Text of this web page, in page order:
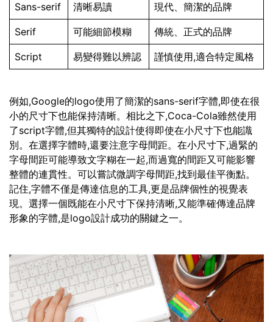
Sans-serif 清晰易讀 現代、簡潔的品牌
Serif 可能細節模糊 傳統、正式的品牌
Script 易變得難以辨認 謹慎使用,適合特定風格
例如,Google的logo使用了簡潔的sans-serif字體,即使在很
小的尺寸下也能保持清晰。相比之下,Coca-Cola雖然使用
了script字體,但其獨特的設計使得即使在小尺寸下也能識
別。在選擇字體時,還要注意字母間距。在小尺寸下,過緊的
字母間距可能導致文字糊在一起,而過寬的間距又可能影響
整體的連貫性。可以嘗試微調字母間距,找到最佳平衡點。
記住,字體不僅是傳達信息的工具,更是品牌個性的視覺表
現。選擇一個既能在小尺寸下保持清晰,又能準確傳達品牌
形象的字體,是logo設計成功的關鍵之一。